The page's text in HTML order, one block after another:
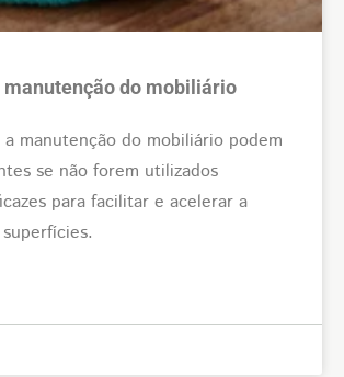
manutenção do mobiliário
manutenção do mobiliário podem
se não forem utilizados
para facilitar e acelerar a